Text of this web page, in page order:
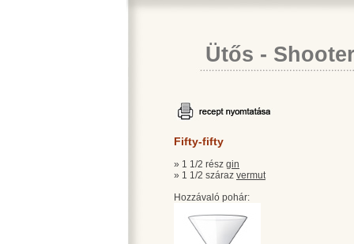
Ütős -
Fifty-fifty
» 1 1/2 rész gin
» 1 1/2 száraz vermut
Hozzávaló pohár: